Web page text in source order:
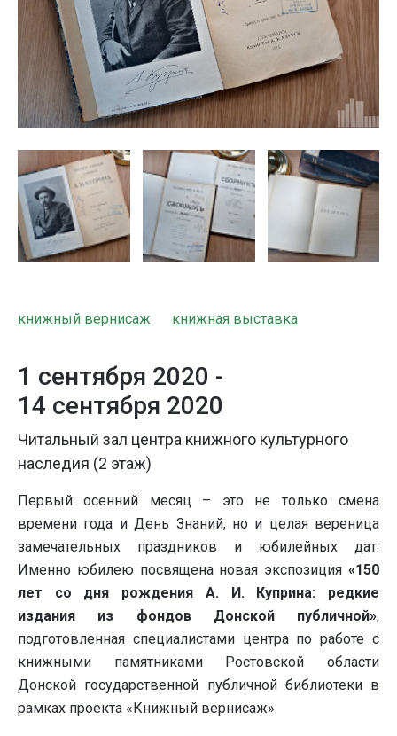
книжный вернисаж книжная выставка
1 сентября 2020 -
14 сентября 2020
Читальный зал центра книжного культурного
наследия (2 этаж)
Первый осенний месяц – это не только смена
времени года и День Знаний, но и целая вереница
замечательных праздников и юбилейных дат.
Именно юбилею посвящена новая экспозиция «150
лет со дня рождения А. И. Куприна: редкие
издания из фондов Донской публичной»,
подготовленная специалистами центра по работе с
книжными памятниками Ростовской области
Донской государственной публичной библиотеки в
рамках проекта «Книжный вернисаж».